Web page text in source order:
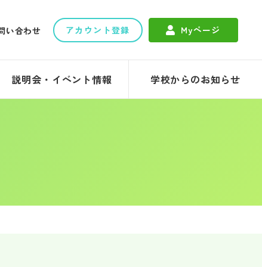
い合わせ アカウント登録 Myページ
説明会・イベント情報 学校からのお知らせ